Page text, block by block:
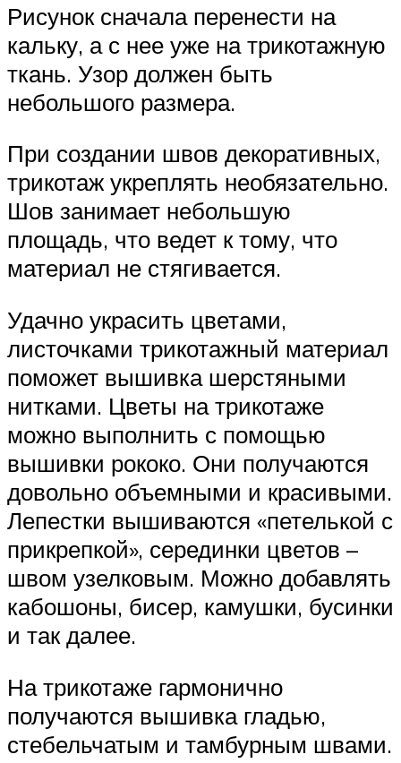
Рисунок сначала перенести на
кальку, а с нее уже на трикотажную
ткань. Узор должен быть
небольшого размера.
При создании швов декоративных,
трикотаж укреплять необязательно.
Шов занимает небольшую
площадь, что ведет к тому, что
материал не стягивается.
Удачно украсить цветами,
листочками трикотажный материал
поможет вышивка шерстяными
нитками. Цветы на трикотаже
можно выполнить с помощью
вышивки рококо. Они получаются
довольно объемными и красивыми.
Лепестки вышиваются «петелькой с
прикрепкой», серединки цветов –
швом узелковым. Можно добавлять
кабошоны, бисер, камушки, бусинки
и так далее.
На трикотаже гармонично
получаются вышивка гладью,
стебельчатым и тамбурным швами.